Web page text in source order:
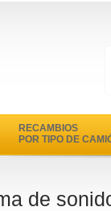
RECAMBIOS
POR TIPO DE
de